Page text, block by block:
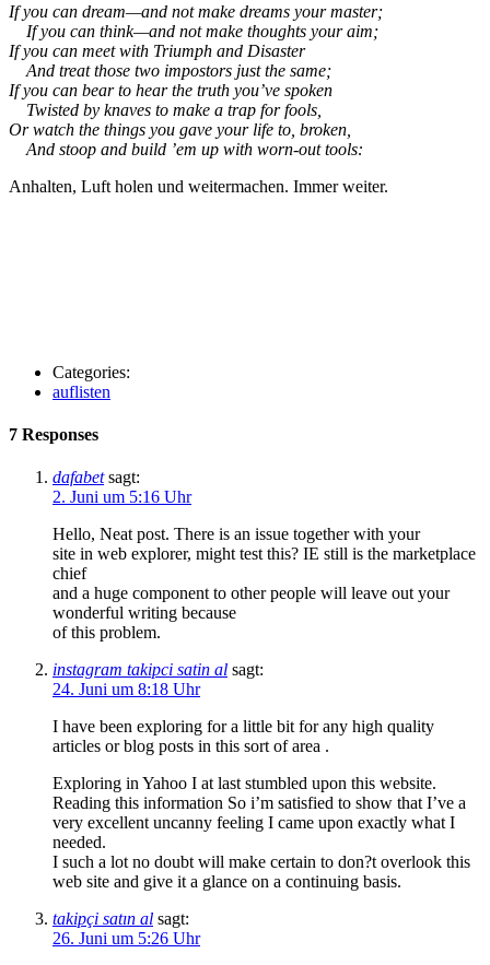
If you can dream—and not make dreams your master;
If you can think—and not make thoughts your aim;
If you can meet with Triumph and Disaster
And treat those two impostors just the same;
If you can bear to hear the truth you’ve spoken
Twisted by knaves to make a trap for fools,
Or watch the things you gave your life to, broken,
And stoop and build ’em up with worn-out tools:
Anhalten, Luft holen und weitermachen. Immer weiter.
Categories:
auflisten
7 Responses
dafabet sagt:
2. Juni um 5:16 Uhr
Hello, Neat post. There is an issue together with your
site in web explorer, might test this? IE still is the marketplace
chief
and a huge component to other people will leave out your
wonderful writing because
of this problem.
instagram takipci satin al sagt:
24. Juni um 8:18 Uhr
I have been exploring for a little bit for any high quality
articles or blog posts in this sort of area .
Exploring in Yahoo I at last stumbled upon this website.
Reading this information So i’m satisfied to show that I’ve a
very excellent uncanny feeling I came upon exactly what I
needed.
I such a lot no doubt will make certain to don?t overlook this
web site and give it a glance on a continuing basis.
takipçi satın al sagt:
26. Juni um 5:26 Uhr